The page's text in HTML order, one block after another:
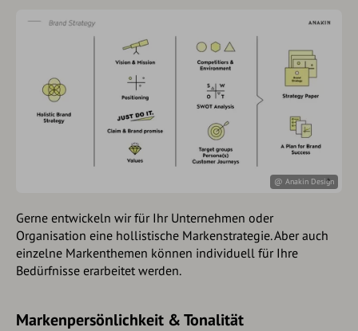
@ Anakin Design
Gerne entwickeln wir für Ihr Unternehmen oder
Organisation eine hollistische Markenstrategie. Aber auch
einzelne Markenthemen können individuell für Ihre
Bedürfnisse erarbeitet werden.
Markenpersönlichkeit & Tonalität